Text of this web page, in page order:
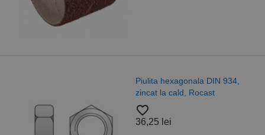
Piulita hexagonala DIN 934,
zincat la cald, Rocast
favorite_border
36,25 lei